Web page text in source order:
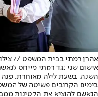
אהרן רמתי בבית המשפט //
השנה, בשעת לילה מאוחרת, פנה
בימים הקרובים פשיטה של
הנאשם להוציא את הקטינות